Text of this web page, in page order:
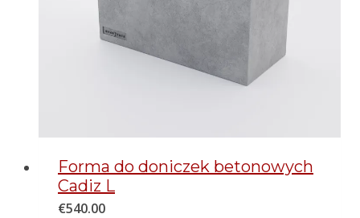
Forma do doniczek betonowych
Cadiz L
€540.00